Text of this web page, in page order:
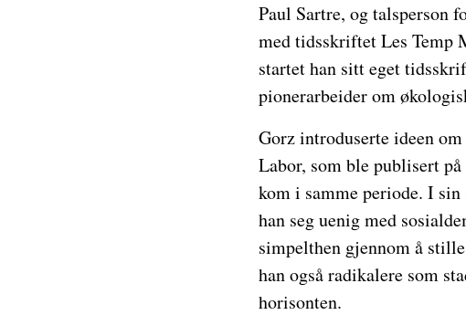
Paul Sartre, og talsperson
med tidsskriftet Les Temp
startet han sitt eget
pionerarbeider om
Gorz introduserte ideen
Labor, som ble publisert
kom i samme periode. I
han seg uenig med
simpelthen gjennom å
han også radikalere som
horisonten.